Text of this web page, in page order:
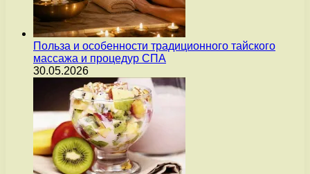
Польза и особенности традиционного тайского
массажа и процедур СПА
30.05.2026